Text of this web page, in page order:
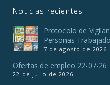
Noticias recientes
Protocolo de
Personas
7 de agosto de 2026
Ofertas de empleo 22-07-26
22 de julio de 2026